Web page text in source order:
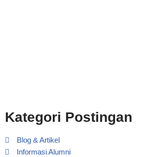
Kategori Postingan
Blog & Artikel
Informasi Alumni